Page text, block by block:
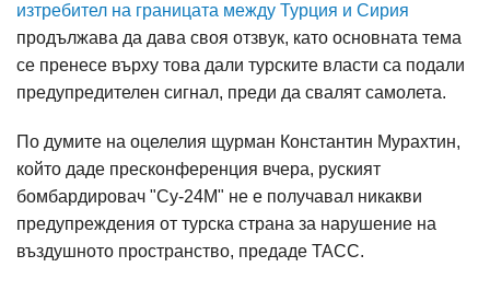
изтребител на границата между Турция и Сирия
продължава да дава своя отзвук, като основната тема
се пренесе върху това дали турските власти са подали
предупредителен сигнал, преди да свалят самолета.
По думите на оцелелия щурман Константин Мурахтин,
който даде пресконференция вчера, руският
бомбардировач "Су-24М" не е получавал никакви
предупреждения от турска страна за нарушение на
въздушното пространство, предаде ТАСС.